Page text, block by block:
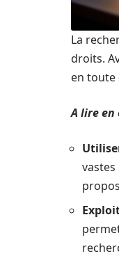
La
droits.
en toute
A lire en
vastes